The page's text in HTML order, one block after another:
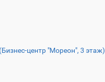
центр "Мореон", 3 этаж)